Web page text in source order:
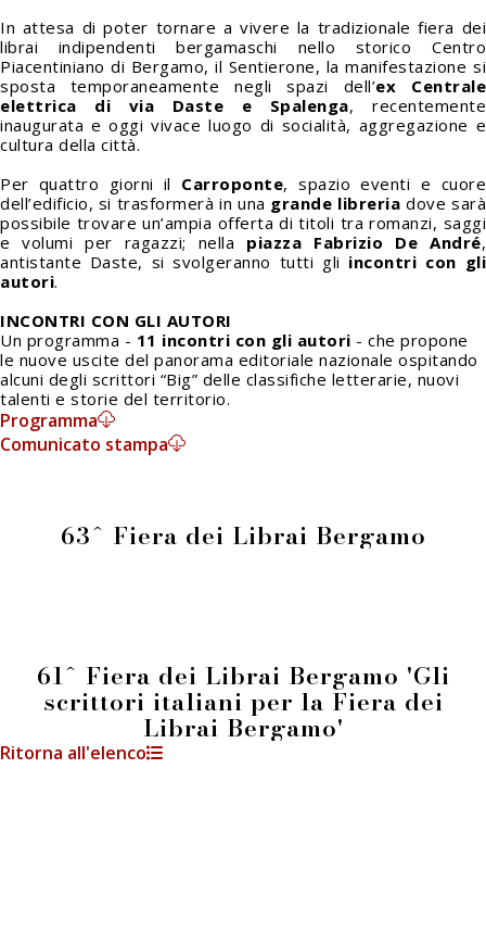
In attesa di poter tornare a vivere la tradizionale fiera dei
librai indipendenti bergamaschi nello storico Centro
Piacentiniano di Bergamo, il Sentierone, la manifestazione si
sposta temporaneamente negli spazi dell’ex Centrale
elettrica di via Daste e Spalenga, recentemente
inaugurata e oggi vivace luogo di socialità, aggregazione e
cultura della città.
Per quattro giorni il Carroponte, spazio eventi e cuore
dell’edificio, si trasformerà in una grande libreriadove sarà
possibile trovare un’ampia offerta di titoli tra romanzi, saggi
e volumi per ragazzi; nella piazza Fabrizio De André,
antistante Daste, si svolgeranno tutti gli incontri con gli
autori.
INCONTRI CON GLI AUTORI
Un programma - 11 incontri con gli autori - che propone
le nuove uscite del panorama editoriale nazionale ospitando
alcuni degli scrittori “Big” delle classifiche letterarie, nuovi
talenti e storie del territorio.
Programma
Comunicato stampa
63^ Fiera dei Librai Bergamo
61^ Fiera dei Librai Bergamo 'Gli
scrittori italiani per la Fiera dei
Librai Bergamo'
Ritorna all'elenco